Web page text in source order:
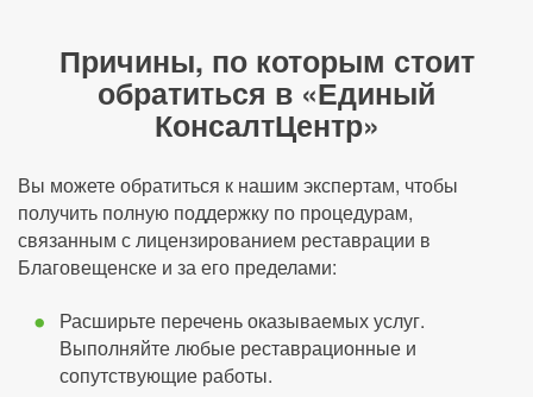
Причины, по которым стоит
обратиться в «Единый
КонсалтЦентр»
Вы можете обратиться к нашим экспертам, чтобы
получить полную поддержку по процедурам,
связанным с лицензированием реставрации в
Благовещенске и за его пределами:
Расширьте перечень оказываемых услуг.
Выполняйте любые реставрационные и
сопутствующие работы.